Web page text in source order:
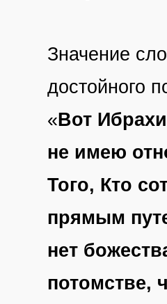
Значение
достойного
«Вот
не имею
Того, Кто
прямым
нет
потомстве,